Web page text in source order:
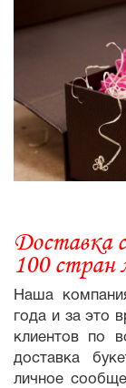
Доставка
100 стран
Наша
года и за это
клиентов по
доставка
личное